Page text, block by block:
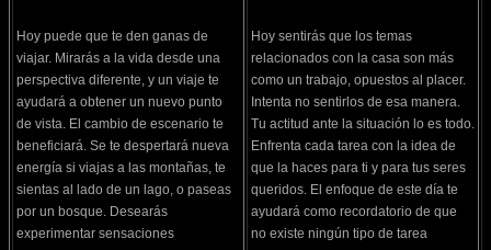
Hoy puede que te den ganas de
viajar. Mirarás a la vida desde una
perspectiva diferente, y un viaje te
ayudará a obtener un nuevo punto
de vista. El cambio de escenario te
beneficiará. Se te despertará nueva
energía si viajas a las montañas, te
sientas al lado de un lago, o paseas
por un bosque. Desearás
experimentar sensaciones
Hoy sentirás que los temas
relacionados con la casa son más
como un trabajo, opuestos al placer.
Intenta no sentirlos de esa manera.
Tu actitud ante la situación lo es todo.
Enfrenta cada tarea con la idea de
que la haces para ti y para tus seres
queridos. El enfoque de este día te
ayudará como recordatorio de que
no existe ningún tipo de tarea